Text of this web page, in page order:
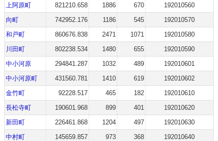
上阿原町
821210.658 1886 670
192010560
向町
742952.176 1186 545
192010570
和戸町
860676.838 2471 1071
192010580
川田町
802238.534 1480 655
192010590
中小河原
294841.287 1032 489
192010601
中小河原町
431560.781 1410 619
192010602
金竹町
92228.517 465 182
192010610
長松寺町
190601.968 899 401
192010620
新田町
226461.868 1204 497
192010630
中村町
145659.857 973 368
192010640